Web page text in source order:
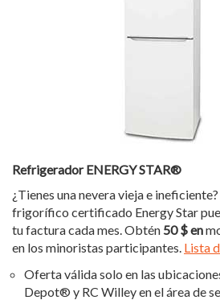
Refrigerador ENERGY STAR®
¿Tienes una nevera vieja e
frigorífico certificado Energy Star
tu factura cada mes. Obtén 50 $ en
en los minoristas participantes. Lista
Oferta válida solo en las
Depot® y RC Willey en el área de